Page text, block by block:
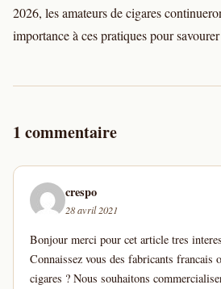
2026, les amateurs de cigares
importance à ces pratiques pour
1 commentaire
crespo
28 avril 2021
Bonjour merci pour cet article tres
Connaissez vous des fabricants francais
cigares ? Nous souhaitons